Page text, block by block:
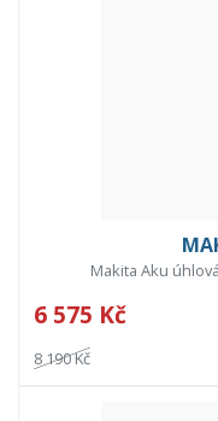
Makita Aku
6 575 Kč
8 190 Kč